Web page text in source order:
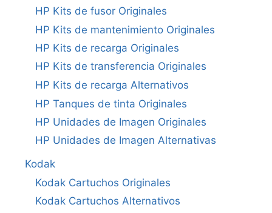
HP Kits de fusor Originales
HP Kits de mantenimiento Originales
HP Kits de recarga Originales
HP Kits de transferencia Originales
HP Kits de recarga Alternativos
HP Tanques de tinta Originales
HP Unidades de Imagen Originales
HP Unidades de Imagen Alternativas
Kodak
Kodak Cartuchos Originales
Kodak Cartuchos Alternativos